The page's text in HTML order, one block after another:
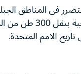
متضرر فى المناطق
حيث يقوم اسطول
الامم المتحدة.